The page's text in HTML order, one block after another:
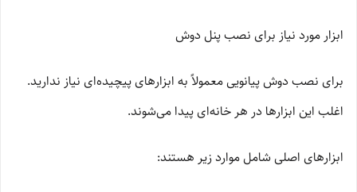
ابزار مورد نیاز برای نصب پنل دوش
برای نصب دوش پیانویی معمولاً به ابزارهای پیچیده‌ای نیاز ندارید.
اغلب این ابزارها در هر خانه‌ای پیدا می‌شوند.
ابزارهای اصلی شامل موارد زیر هستند: